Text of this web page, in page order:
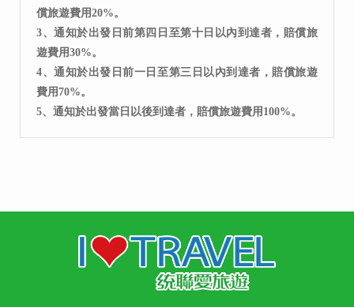
償旅遊費用20%。
3、通知於出發日前第四日至第十日以內到達者，賠償旅
遊費用30%。
4、通知於出發日前一日至第三日以內到達者，賠償旅遊
費用70%。
5、通知於出發當日以後到達者，賠償旅遊費用100%。